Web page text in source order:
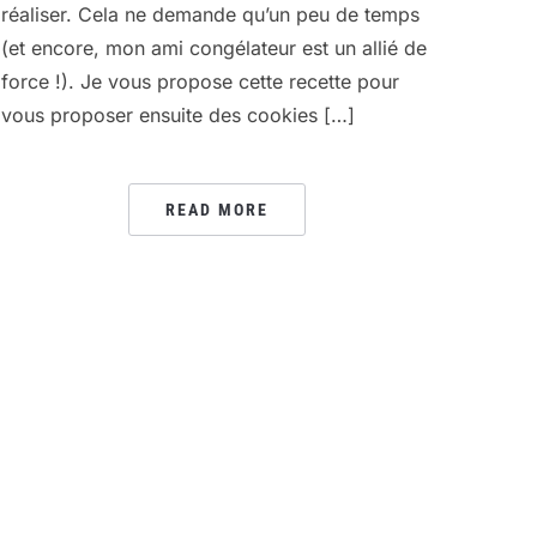
réaliser. Cela ne demande qu’un peu de temps
(et encore, mon ami congélateur est un allié de
force !). Je vous propose cette recette pour
vous proposer ensuite des cookies […]
READ MORE